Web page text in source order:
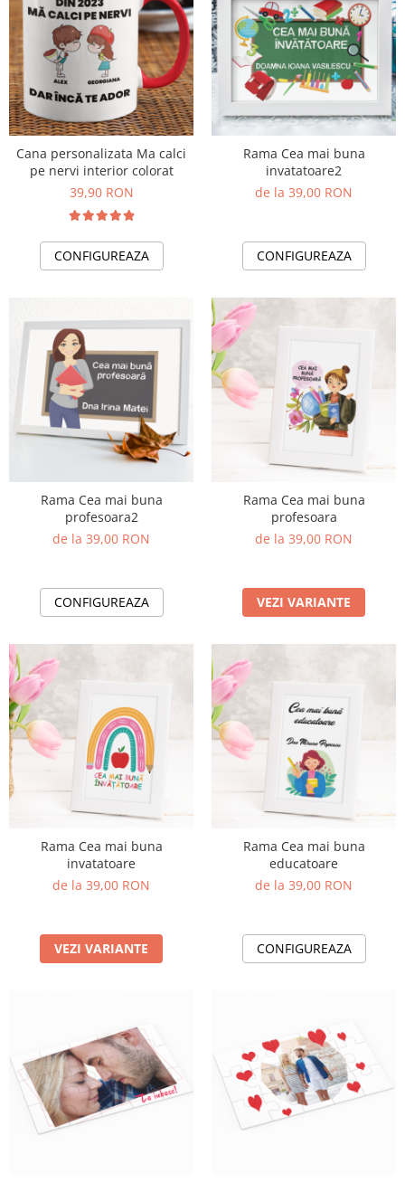
Cana personalizata Ma calci
pe nervi interior colorat
39,90 RON
CONFIGUREAZA
Rama Cea mai buna
invatatoare2
de la 39,00 RON
CONFIGUREAZA
Rama Cea mai buna
profesoara2
de la 39,00 RON
CONFIGUREAZA
Rama Cea mai buna
profesoara
de la 39,00 RON
VEZI VARIANTE
Rama Cea mai buna
invatatoare
de la 39,00 RON
VEZI VARIANTE
Rama Cea mai buna
educatoare
de la 39,00 RON
CONFIGUREAZA